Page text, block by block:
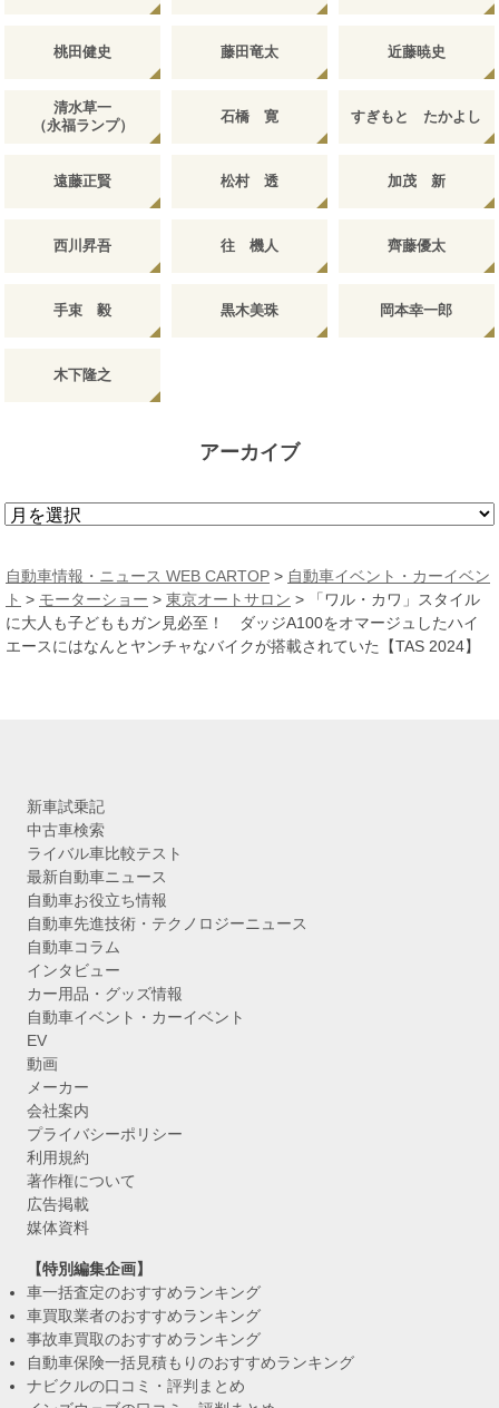
桃田健史 藤田竜太 近藤暁史
清水草一
（永福ランプ）
石橋 寛 すぎもと たかよし
遠藤正賢 松村 透 加茂 新
西川昇吾 往 機人 齊藤優太
手束 毅 黒木美珠 岡本幸一郎
木下隆之
アーカイブ
ア
カ
イ
ブ
自動車情報・ニュース WEB CARTOP > 自動車イベント・カーイベン
ト > モーターショー > 東京オートサロン >
「ワル・カワ」スタイル
に大人も子どももガン見必至！ ダッジA100をオマージュしたハイ
エースにはなんとヤンチャなバイクが搭載されていた【TAS 2024】
新車試乗記
中古車検索
ライバル車比較テスト
最新自動車ニュース
自動車お役立ち情報
自動車先進技術・テクノロジーニュース
自動車コラム
インタビュー
カー用品・グッズ情報
自動車イベント・カーイベント
EV
動画
メーカー
会社案内
プライバシーポリシー
利用規約
著作権について
広告掲載
媒体資料
【特別編集企画】
車一括査定のおすすめランキング
車買取業者のおすすめランキング
事故車買取のおすすめランキング
自動車保険一括見積もりのおすすめランキング
ナビクルの口コミ・評判まとめ